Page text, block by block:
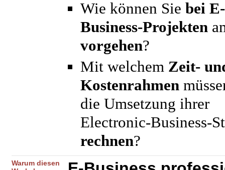
Wie können Sie bei E-
Business-Projekten
vorgehen?
Mit welchem Zeit-
Kostenrahmen
die Umsetzung ihrer
Electronic-Business-
rechnen?
Warum diesen